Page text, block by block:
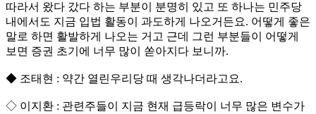
따라서 왔다 갔다 하는 부분이 분명히 있고 또 하나는 민주당
내에서도 지금 입법 활동이 과도하게 나오거든요. 어떻게 좋은
말로 하면 활발하게 나오는 거고 근데 그런 부분들이 어떻게
보면 증권 초기에 너무 많이 쏟아지다 보니까.
◆ 조태현 : 약간 열린우리당 때 생각나더라고요.
◇ 이지환 : 관련주들이 지금 현재 급등락이 너무 많은 변수가